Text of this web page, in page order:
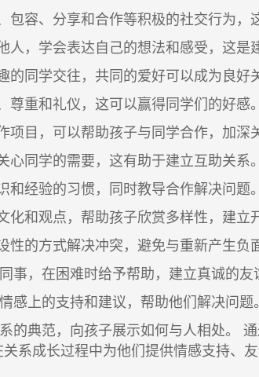
容、分享和合作等积极的社交行为，
，学会表达自己的想法和感受，这是
同学交往，共同的爱好可以成为良好
重和礼仪，这可以赢得同学们的好感。
目，可以帮助孩子与同学合作，加深
同学的需要，这有助于建立互助关系。
经验的习惯，同时教导合作解决问题。
和观点，帮助孩子欣赏多样性，建立
的方式解决冲突，避免与重新产生负
，在困难时给予帮助，建立真诚的友
上的支持和建议，帮助他们解决问题
典范，向孩子展示如何与人相处。
系成长过程中为他们提供情感支持、友